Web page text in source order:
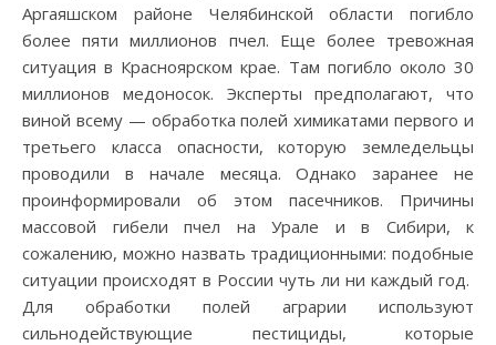
Аргаяшском районе Челябинской области погибло
более пяти миллионов пчел. Еще более тревожная
ситуация в Красноярском крае. Там погибло около 30
миллионов медоносок. Эксперты предполагают, что
виной всему — обработка полей химикатами первого и
третьего класса опасности, которую земледельцы
проводили в начале месяца. Однако заранее не
проинформировали об этом пасечников. Причины
массовой гибели пчел на Урале и в Сибири, к
сожалению, можно назвать традиционными: подобные
ситуации происходят в России чуть ли ни каждый год.
Для обработки полей аграрии используют
сильнодействующие пестициды, которые